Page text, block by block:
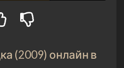
(2009) онлайн в